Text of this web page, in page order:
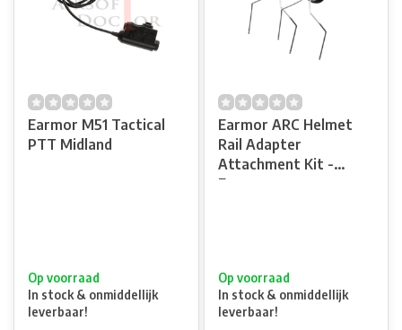
Earmor M51 Tactical
PTT Midland
Op voorraad
In stock & onmiddellijk
leverbaar!
Earmor ARC Helmet
Rail Adapter
Attachment Kit -
Earmor
Op voorraad
In stock & onmiddellijk
leverbaar!